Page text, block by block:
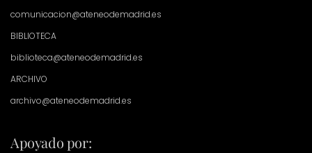
comunicacion@ateneodemadrid.es
BIBLIOTECA
biblioteca@ateneodemadrid.es
ARCHIVO
archivo@ateneodemadrid.es
Apoyado por: